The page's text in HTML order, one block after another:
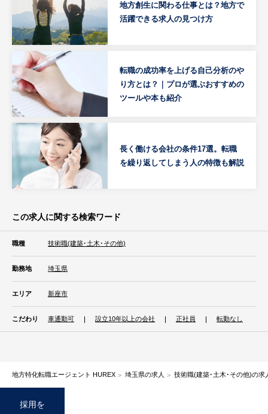
地方創生に関わる仕事とは？地方で
活躍できる求人の見つけ方
転職の成功率を上げる自己分析のや
り方とは？｜プロが選ぶおすすめの
ツールや本も紹介
長く働ける会社の条件17選。転職
を繰り返してしまう人の特徴も解説
この求人に関する検索ワード
職種 技術職(建築･土木･その他)
勤務地 埼玉県
エリア 新座市
こだわり 車通勤可 設立10年以上の会社 正社員 転勤なし
地方特化転職エージェント HUREX 埼玉県の求人 技術職(建築･土木･その他)の求
採用を